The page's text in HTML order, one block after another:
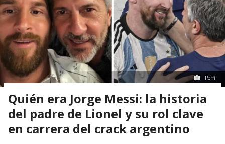
Perfil
Quién era Jorge Messi: la historia
del padre de Lionel y su rol clave
en carrera del crack argentino